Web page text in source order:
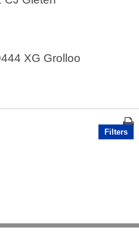
XG Grolloo
Filters